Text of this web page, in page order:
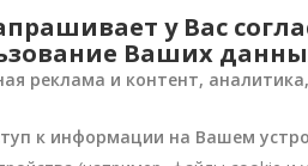
3 374 грн
у Вас
Ваших
реклама и контент,
к информации на Вашем